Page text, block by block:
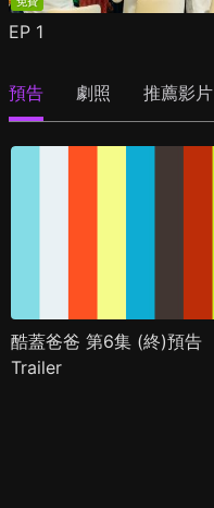
EP 1
預告 劇照 推薦影片
酷蓋爸爸 第6集 (終)預告
Trailer